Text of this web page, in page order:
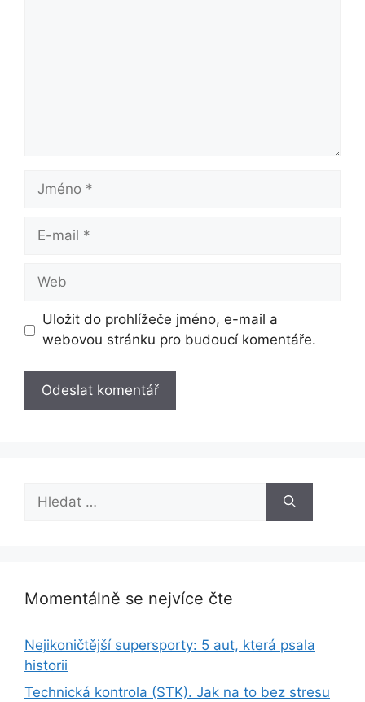
Jméno
Web
Uložit do prohlížeče jméno, e-mail a
webovou stránku pro budoucí komentáře.
Momentálně se nejvíce čte
Nejikoničtější supersporty: 5 aut, která psala
historii
Technická kontrola (STK). Jak na to bez stresu